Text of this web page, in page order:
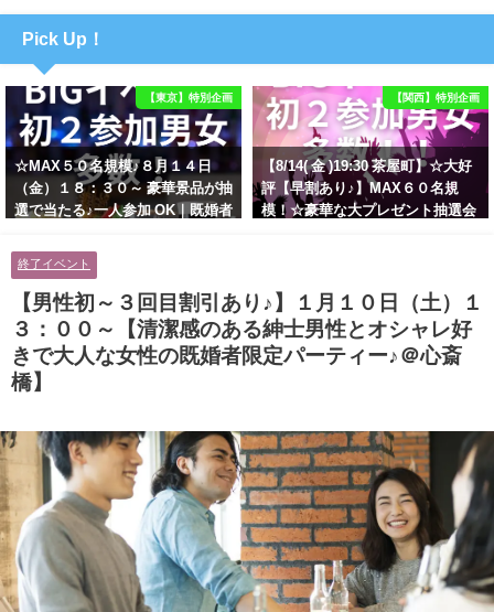
Pick Up！
【東京】特別企画
☆MAX５０名規模♪８月１４日
（金）１８：３０～ 豪華景品が抽
選で当たる♪一人参加 OK｜既婚者
に余裕のある健康的なオシャレ男
性と美容好きで優しさのある大人
女性の既婚者限定ビッグパーティ
ー♪＠池袋】
【関西】特別企画
【8/14( 金 )19:30 茶屋町】☆大好
評【早割あり♪】MAX６０名規
模！☆豪華な大プレゼント抽選会
ティー♪＠茶屋町】
終了イベント
【男性初～３回目割引あり♪】１月１０日（土）１
３：００～【清潔感のある紳士男性とオシャレ好
きで大人な女性の既婚者限定パーティー♪＠心斎
橋】